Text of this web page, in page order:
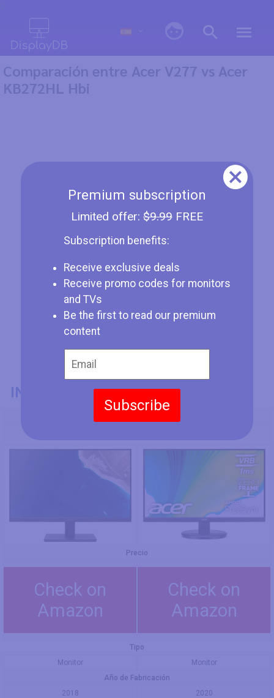
Premium subscription
Limited offer: $9.99FREE
Subscription benefits:
Receive exclusive deals
Receive promo codes for monitors
and TVs
Be the first to read our premium
content
Subscribe
Comparación entre Acer V277 vs Acer
KB272HL Hbi
INFORMACIÓN GENERAL
Precio
Check on
Amazon
Check on
Amazon
Tipo
Monitor
Monitor
Año de Fabricación
2018
2020